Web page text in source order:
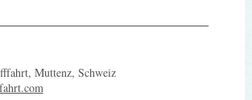
Muttenz, Schweiz